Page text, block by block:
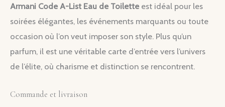
Armani Code A-List Eau de Toilette est idéal pour les
soirées élégantes, les événements marquants ou toute
occasion où l’on veut imposer son style. Plus qu’un
parfum, il est une véritable carte d’entrée vers l’univers
de l’élite, où charisme et distinction se rencontrent.
Commande et livraison